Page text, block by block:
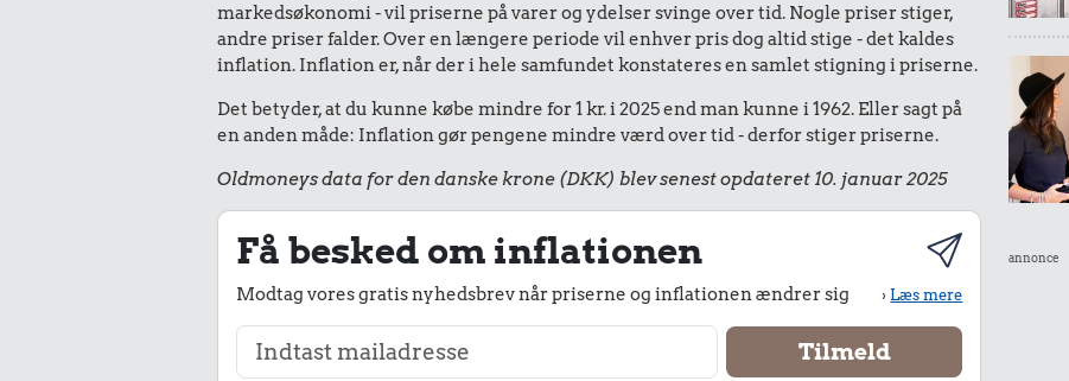
markedsøkonomi - vil priserne på varer og ydelser svinge over tid. Nogle priser stiger,
andre priser falder. Over en længere periode vil enhver pris dog altid stige - det kaldes
inflation. Inflation er, når der i hele samfundet konstateres en samlet stigning i priserne.
Det betyder, at du kunne købe mindre for 1 kr. i 2025 end man kunne i 1962. Eller sagt på
en anden måde: Inflation gør pengene mindre værd over tid - derfor stiger priserne.
Oldmoneys data for den danske krone (DKK) blev senest opdateret 10. januar 2025
Få besked om inflationen
Modtag vores gratis nyhedsbrev når priserne og inflationen ændrer sig ›Læs mere
annonce